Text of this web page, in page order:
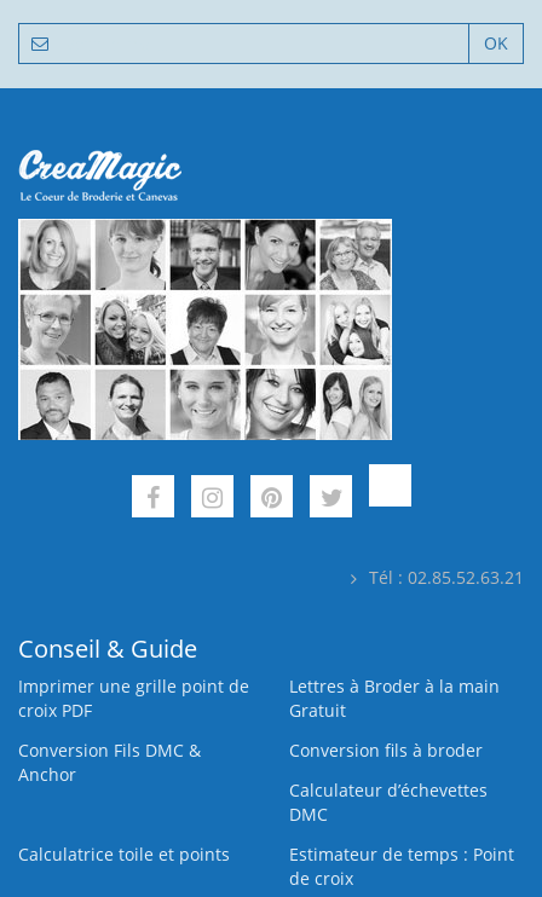
OK
Tél : 02.85.52.63.21
Conseil & Guide
Imprimer une grille point de
croix PDF
Lettres à Broder à la main
Gratuit
Conversion Fils DMC &
Anchor
Conversion fils à broder
Calculateur d’échevettes
DMC
Calculatrice toile et points
Estimateur de temps : Point
de croix